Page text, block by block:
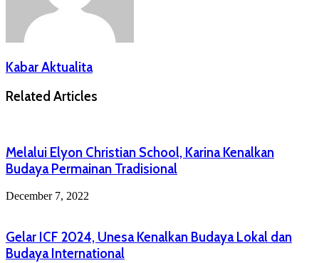
Kabar Aktualita
Related Articles
Melalui Elyon Christian School, Karina Kenalkan
Budaya Permainan Tradisional
December 7, 2022
Gelar ICF 2024, Unesa Kenalkan Budaya Lokal dan
Budaya International